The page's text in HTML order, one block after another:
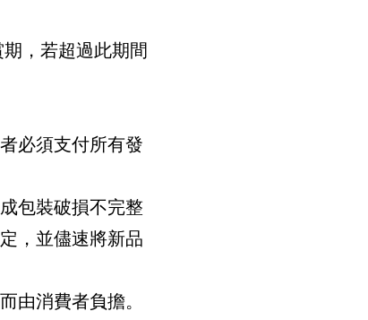
，若超過此期間
必須支付所有發
包裝破損不完整
，並儘速將新品
由消費者負擔。